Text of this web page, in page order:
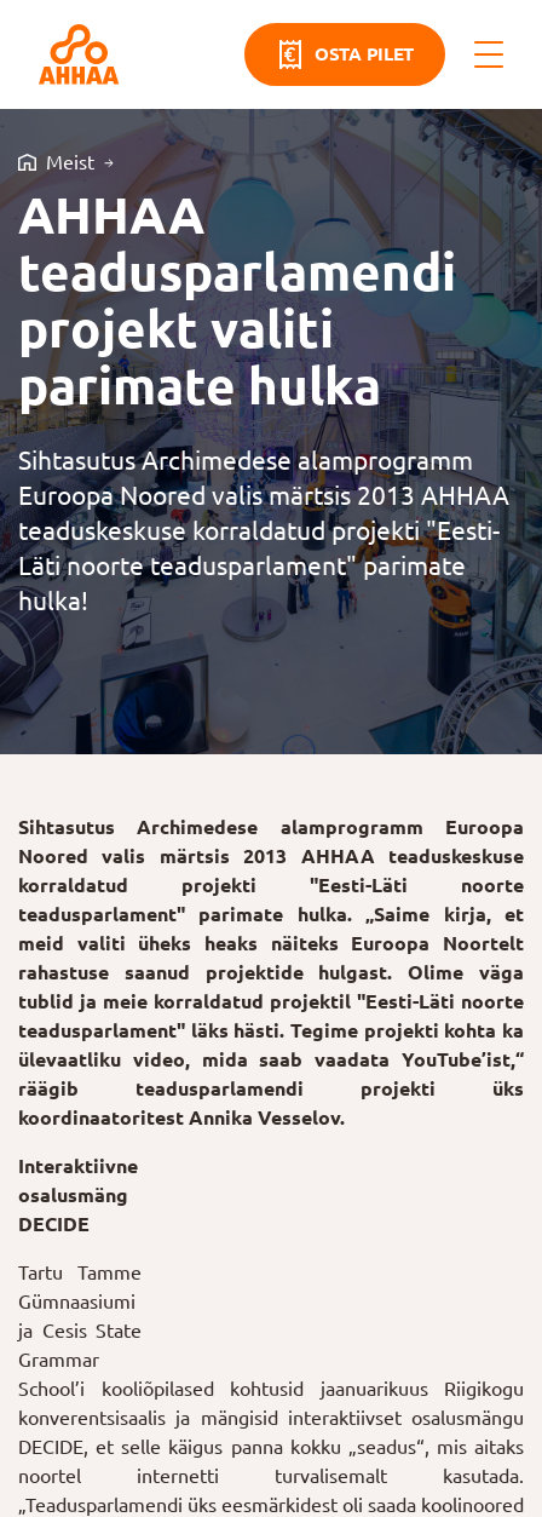
OSTA PILET
Meist
AHHAA
teadusparlamendi
projekt valiti
parimate hulka
Sihtasutus Archimedese alamprogramm
Euroopa Noored valis märtsis 2013 AHHAA
teaduskeskuse korraldatud projekti "Eesti-
Läti noorte teadusparlament" parimate
hulka!
Sihtasutus Archimedese alamprogramm Euroopa
Noored valis märtsis 2013 AHHAA teaduskeskuse
korraldatud projekti "Eesti-Läti noorte
teadusparlament" parimate hulka. „Saime kirja, et
meid valiti üheks heaks näiteks Euroopa Noortelt
rahastuse saanud projektide hulgast. Olime väga
tublid ja meie korraldatud projektil "Eesti-Läti noorte
teadusparlament" läks hästi. Tegime projekti kohta ka
ülevaatliku video, mida saab vaadata YouTube’ist,“
räägib teadusparlamendi projekti üks
koordinaatoritest Annika Vesselov.
Interaktiivne
osalusmäng
DECIDE
Tartu Tamme
Gümnaasiumi
ja Cesis State
Grammar
School’i kooliõpilased kohtusid jaanuarikuus Riigikogu
konverentsisaalis ja mängisid interaktiivset osalusmängu
DECIDE, et selle käigus panna kokku „seadus“, mis aitaks
noortel internetti turvalisemalt kasutada.
„Teadusparlamendi üks eesmärkidest oli saada koolinoored